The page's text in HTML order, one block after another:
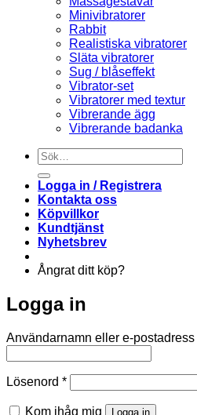
Minivibratorer
Rabbit
Realistiska vibratorer
Släta vibratorer
Sug / blåseffekt
Vibrator-set
Vibratorer med textur
Vibrerande ägg
Vibrerande badanka
Sök
efter:
Logga in / Registrera
Kontakta oss
Köpvillkor
Kundtjänst
Nyhetsbrev
Ångrat ditt köp?
Logga in
Användarnamn eller e-postadress
Lösenord *Obligatoriskt
Kom ihåg mig Logga in